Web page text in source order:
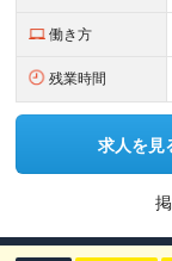
働き方
残業時間
求人を見